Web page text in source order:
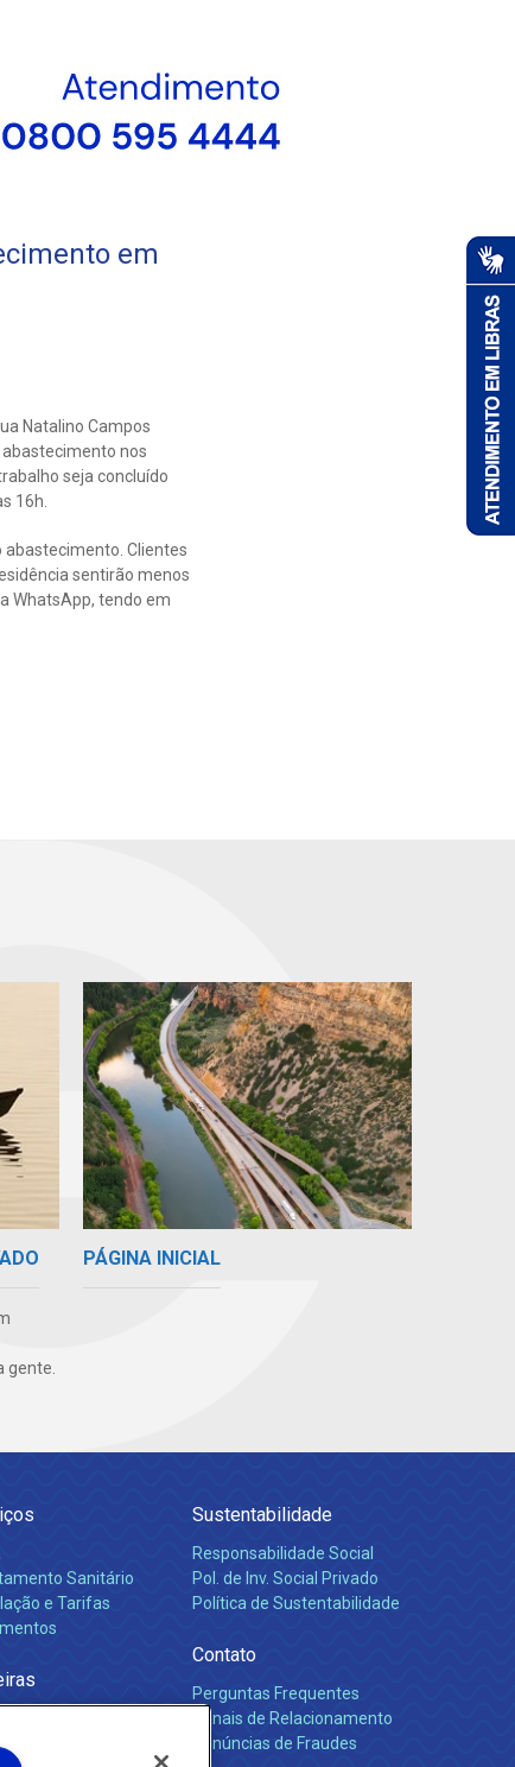
em
Natalino Campos
nos
seja concluído
16h.
abastecimento. Clientes
sentirão menos
WhatsApp, tendo em
gente.
PÁGINA INICIAL
Sanitário
e Tarifas
Sustentabilidade
Responsabilidade Social
Pol. de Inv. Social Privado
Política de Sustentabilidade
Contato
Perguntas Frequentes
Canais de Relacionamento
Denúncias de Fraudes